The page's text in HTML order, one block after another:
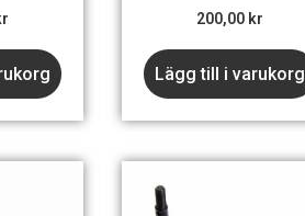
200,00 kr
Lägg till i varukorg